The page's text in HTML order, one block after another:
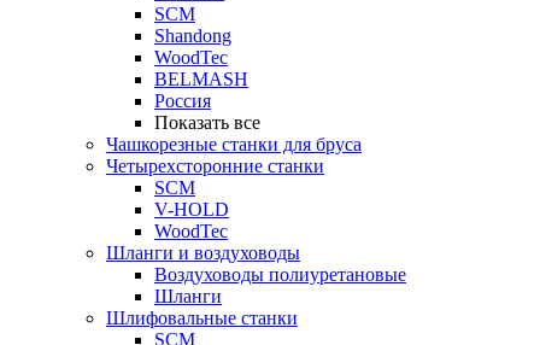
SCM
Shandong
WoodTec
BELMASH
Россия
Показать все
Чашкорезные станки для бруса
Четырехсторонние станки
SCM
V-HOLD
WoodTec
Шланги и воздуховоды
Воздуховоды полиуретановые
Шланги
Шлифовальные станки
SCM